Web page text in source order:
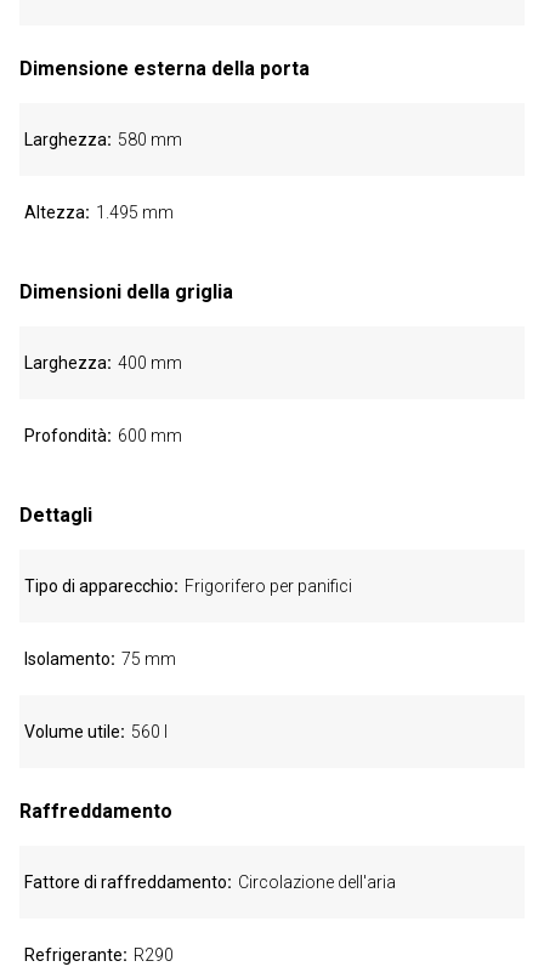
Dimensione esterna della porta
Larghezza 580 mm
Altezza 1.495 mm
Dimensioni della griglia
Larghezza 400 mm
Profondità 600 mm
Dettagli
Tipo di apparecchio Frigorifero per panifici
Isolamento 75 mm
Volume utile 560 l
Raffreddamento
Fattore di raffreddamento Circolazione dell'aria
Refrigerante R290